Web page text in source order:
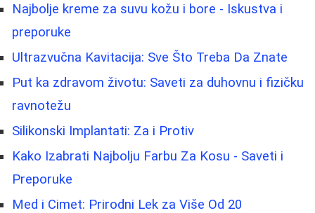
Najbolje kreme za suvu kožu i bore - Iskustva i
preporuke
Ultrazvučna Kavitacija: Sve Što Treba Da Znate
Put ka zdravom životu: Saveti za duhovnu i fizičku
ravnotežu
Silikonski Implantati: Za i Protiv
Kako Izabrati Najbolju Farbu Za Kosu - Saveti i
Preporuke
Med i Cimet: Prirodni Lek za Više Od 20